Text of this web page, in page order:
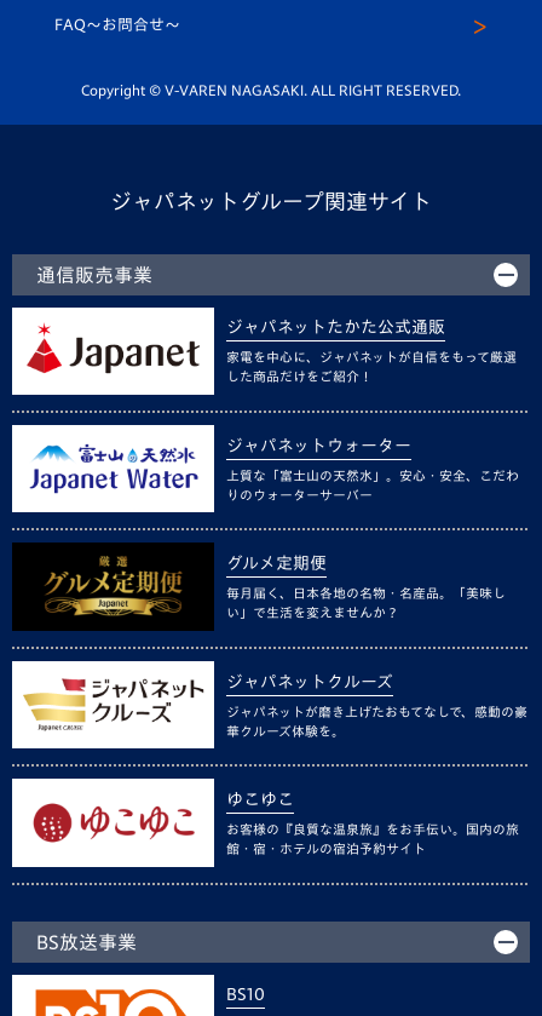
平和祈念活動
ホームタウン活動
スクール
FAQ〜お問合せ〜
Copyright © V-VAREN NAGASAKI. ALL RIGHT RESERVED.
ジャパネットグループ関連サイト
通信販売事業
ジャパネットたかた公式通販
家電を中心に、ジャパネットが自信をもって厳選
した商品だけをご紹介！
ジャパネットウォーター
上質な「富士山の天然水」。安心・安全、こだわ
りのウォーターサーバー
グルメ定期便
毎月届く、日本各地の名物・名産品。「美味し
い」で生活を変えませんか？
ジャパネットクルーズ
ジャパネットが磨き上げたおもてなしで、感動の豪
華クルーズ体験を。
ゆこゆこ
お客様の『良質な温泉旅』をお手伝い。国内の旅
館・宿・ホテルの宿泊予約サイト
BS放送事業
BS10